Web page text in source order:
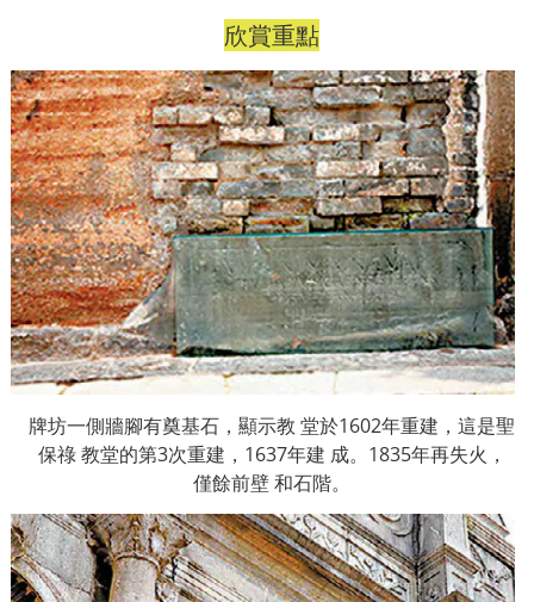
欣賞重點
牌坊一側牆腳有奠基石，顯示教 堂於1602年重建，這是聖
保祿 教堂的第3次重建， 1637年建 成。 1835年再失火，
僅餘前壁和石階。